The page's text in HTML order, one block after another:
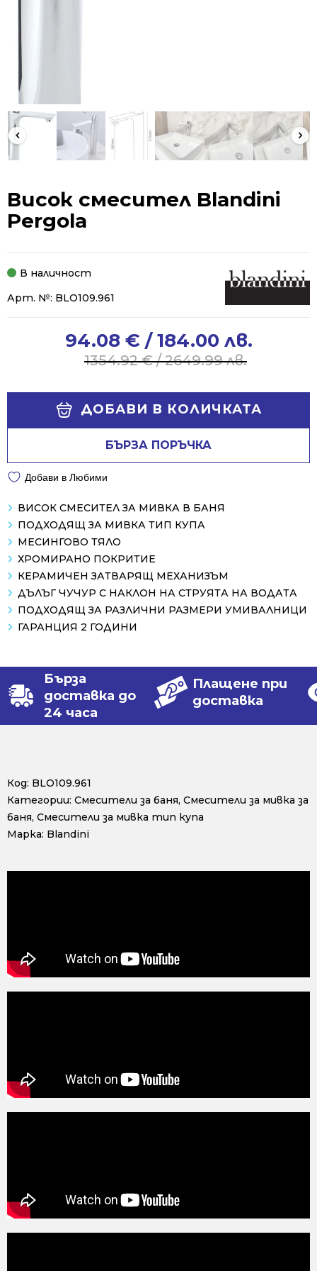
Висок смесител Blandini
Pergola
В наличност
Арт. №: BLO109.961
1354.92€/ 2649.99 лв.
1354.92 €
94.08 € / 184.00 лв.
94.08 €
ДОБАВИ В КОЛИЧКАТА
БЪРЗА ПОРЪЧКА
Добави в Любими
ВИСОК СМЕСИТЕЛ ЗА МИВКА В БАНЯ
ПОДХОДЯЩ ЗА МИВКА ТИП КУПА
МЕСИНГОВО ТЯЛО
ХРОМИРАНО ПОКРИТИЕ
КЕРАМИЧЕН ЗАТВАРЯЩ МЕХАНИЗЪМ
ДЪЛЪГ ЧУЧУР С НАКЛОН НА СТРУЯТА НА ВОДАТА
ПОДХОДЯЩ ЗА РАЗЛИЧНИ РАЗМЕРИ УМИВАЛНИЦИ
ГАРАНЦИЯ 2 ГОДИНИ
Бърза
доставка до
24 часа
Плащене при
доставка
Код: BLO109.961
Категории: Смесители за баня, Смесители за мивка за
баня, Смесители за мивка тип купа
Марка: Blandini